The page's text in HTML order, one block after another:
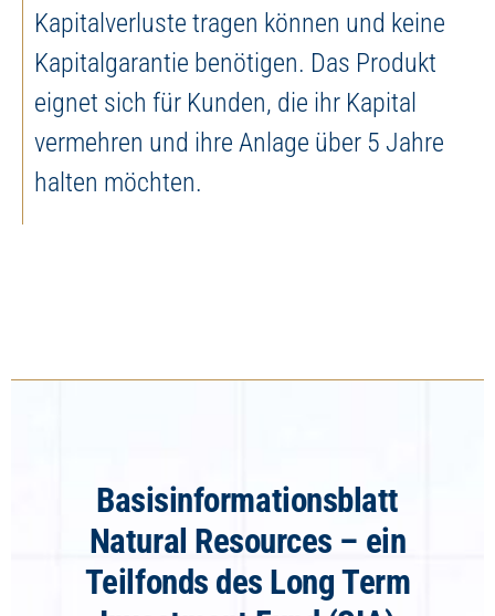
Kapitalverluste tragen können und keine
Kapitalgarantie benötigen. Das Produkt
eignet sich für Kunden, die ihr Kapital
vermehren und ihre Anlage über 5 Jahre
halten möchten.
Basisinformationsblatt
Natural Resources – ein
Teilfonds des Long Term